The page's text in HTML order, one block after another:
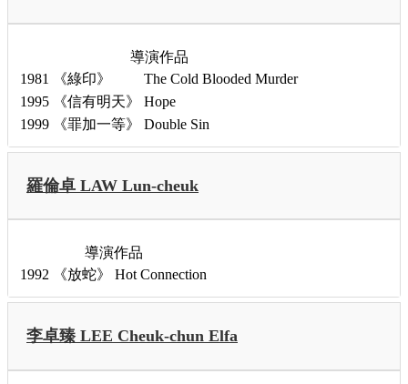
導演作品
1981
《綠印》
The Cold Blooded Murder
1995
《信有明天》
Hope
1999
《罪加一等》 Double Sin
羅倫卓 LAW Lun-cheuk
導演作品
1992
《放蛇》 Hot Connection
李卓臻 LEE Cheuk-chun Elfa